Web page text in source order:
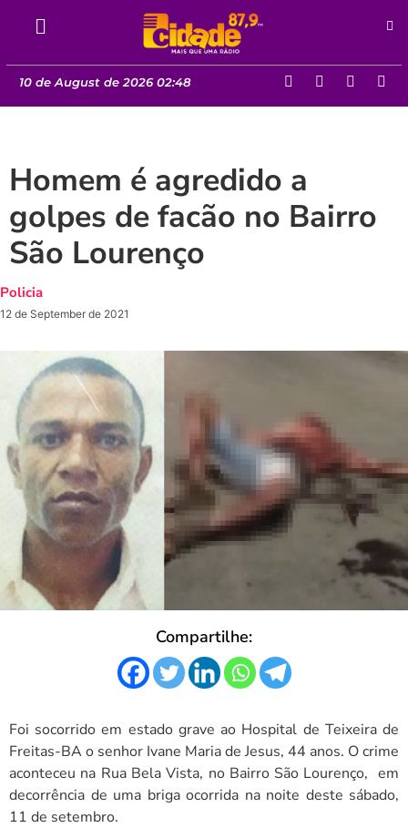
10 de August de 2026 02:48
Homem é agredido a
golpes de facão no Bairro
São Lourenço
Policia
12 de September de 2021
Compartilhe:
Foi socorrido em estado grave ao Hospital de Teixeira de
Freitas-BA o senhor Ivane Maria de Jesus, 44 anos. O crime
aconteceu na Rua Bela Vista, no Bairro São Lourenço, em
decorrência de uma briga ocorrida na noite deste sábado,
11 de setembro.